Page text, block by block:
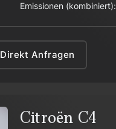
Emissionen (kombiniert):
Direkt Anfragen
Citroën C4